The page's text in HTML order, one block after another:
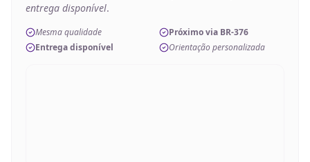
entrega disponível.
Mesma qualidade
Próximo via BR-376
Entrega disponível
Orientação personalizada